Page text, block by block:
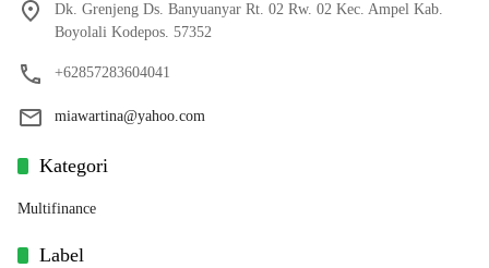
Dk. Grenjeng Ds. Banyuanyar Rt. 02 Rw. 02 Kec. Ampel Kab.
Boyolali Kodepos. 57352
+62857283604041
miawartina@yahoo.com
Kategori
Multifinance
Label